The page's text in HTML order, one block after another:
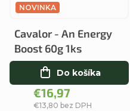
NOVINKA
Cavalor - An Energy
Boost 60g 1ks
€13,80 bez DPH
€16,97
Do košíka